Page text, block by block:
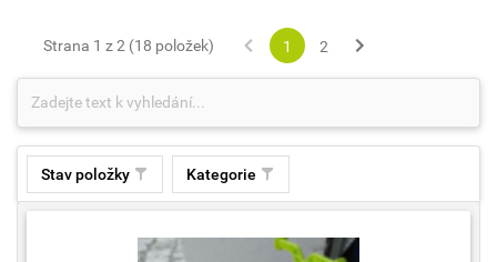
Strana 1 z 2 (18 položek) 1 2
Stav položky Kategorie